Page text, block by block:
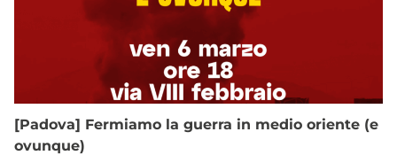
[Padova] Fermiamo la guerra in medio oriente (e
ovunque)